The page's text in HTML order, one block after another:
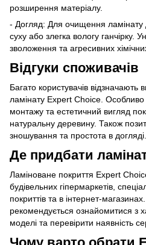
розширення матеріалу.
- Догляд: Для очищення ламінату
суху або злегка вологу ганчірку.
зволоження та агресивних
Відгуки споживачів
Багато користувачів відзначають
ламінату Expert Choice. Особливо
монтажу та естетичний вигляд
натуральну деревину. Також
зношування та простота в догляді.
Де придбати
Ламіноване покриття Expert
будівельних гіпермаркетів,
покриттів та в інтернет-
рекомендується ознайомитися з
моделі та перевірити наявність